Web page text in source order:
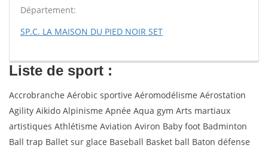
Département:
SP.C. LA MAISON DU PIED NOIR SET
Liste de sport :
Accrobranche Aérobic sportive Aéromodélisme Aérostation
Agility Aikido Alpinisme Apnée Aqua gym Arts martiaux
artistiques Athlétisme Aviation Aviron Baby foot Badminton
Ball trap Ballet sur glace Baseball Basket ball Baton défense